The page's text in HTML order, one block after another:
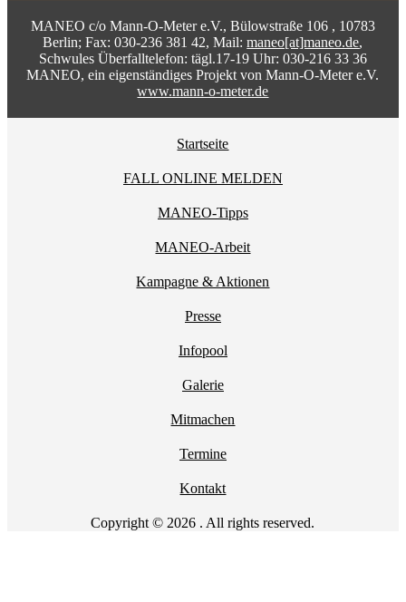
MANEO c/o Mann-O-Meter e.V., Bülowstraße 106 , 10783
Berlin; Fax: 030-236 381 42, Mail:maneo[at]maneo.de,
Schwules Überfalltelefon: tägl.17-19 Uhr: 030-216 33 36
MANEO, ein eigenständiges Projekt von Mann-O-Meter e.V.
www.mann-o-meter.de
Startseite
FALL ONLINE MELDEN
MANEO-Tipps
MANEO-Arbeit
Kampagne & Aktionen
Presse
Infopool
Galerie
Mitmachen
Termine
Kontakt
Copyright © 2026 . All rights reserved.